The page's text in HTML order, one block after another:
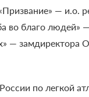
— и.о.
благо людей»
—
по легкой